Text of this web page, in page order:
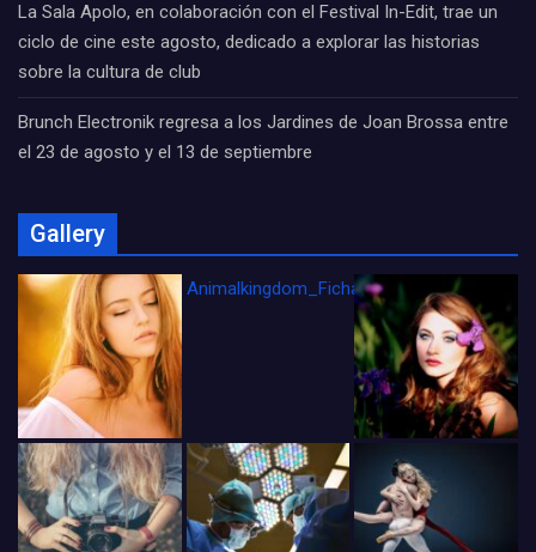
La Sala Apolo, en colaboración con el Festival In-Edit, trae un
ciclo de cine este agosto, dedicado a explorar las historias
sobre la cultura de club
Brunch Electronik regresa a los Jardines de Joan Brossa entre
el 23 de agosto y el 13 de septiembre
Gallery
Animalkingdom_FichaCine